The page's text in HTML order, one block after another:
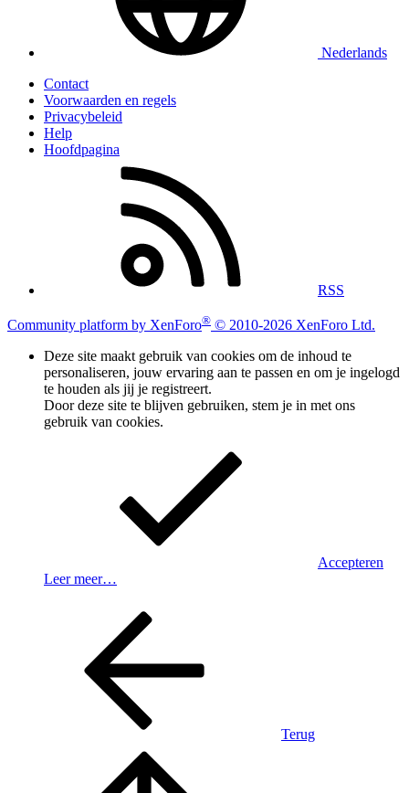
Nederlands
Contact
Voorwaarden en regels
Privacybeleid
Help
Hoofdpagina
RSS
Community platform by XenForo® © 2010-2026 XenForo Ltd.
Deze site maakt gebruik van cookies om de inhoud te
personaliseren, jouw ervaring aan te passen en om je ingelogd
te houden als jij je registreert.
Door deze site te blijven gebruiken, stem je in met ons
gebruik van cookies.
Accepteren
Leer meer…
Terug